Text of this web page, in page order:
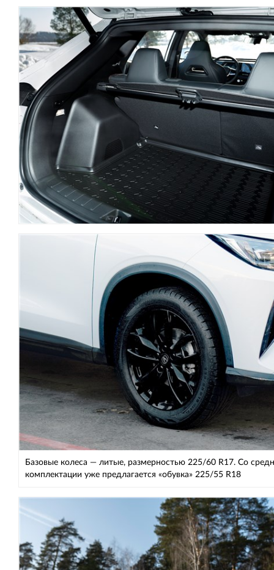
Базовые колеса — литые, размерностью 225/60 R17. Со
комплектации уже предлагается «обувка» 225/55 R18